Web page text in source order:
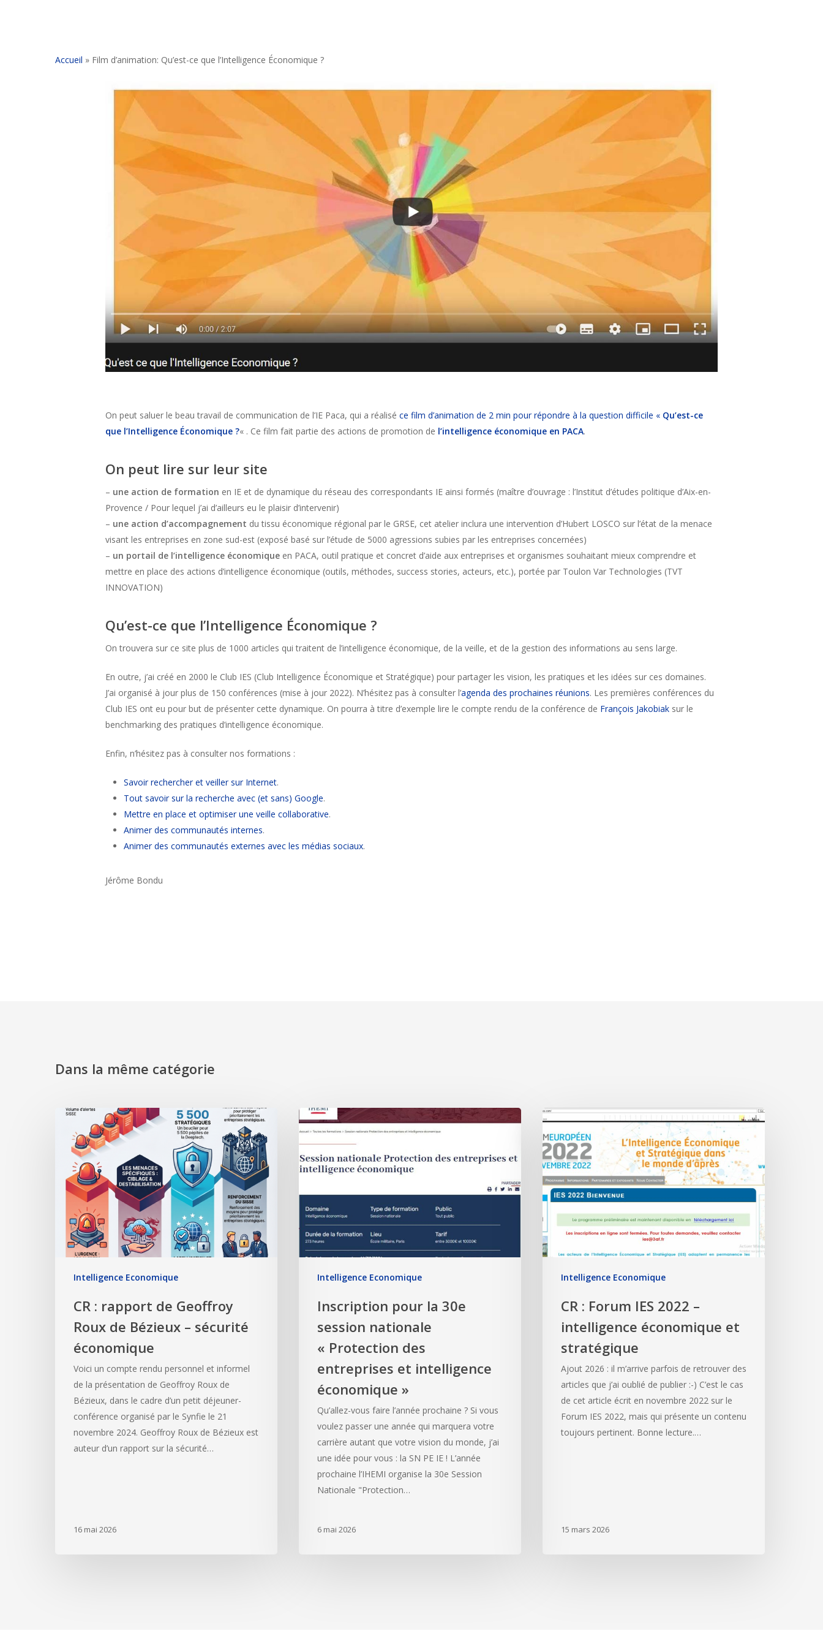
Accueil » Film d’animation: Qu’est-ce que l’Intelligence Économique ?
On peut saluer le beau travail de communication de l’IE Paca, qui a réalisé ce film d’animation de 2 min pour répondre à la question difficile « Qu’est-ce
que l’Intelligence Économique ?« . Ce film fait partie des actions de promotion de l’intelligence économique en PACA.
On peut lire sur leur site
– une action de formation en IE et de dynamique du réseau des correspondants IE ainsi formés (maître d’ouvrage : l’Institut d’études politique d’Aix-en-
Provence / Pour lequel j’ai d’ailleurs eu le plaisir d’intervenir)
– une action d’accompagnement du tissu économique régional par le GRSE, cet atelier inclura une intervention d’Hubert LOSCO sur l’état de la menace
visant les entreprises en zone sud-est (exposé basé sur l’étude de 5000 agressions subies par les entreprises concernées)
– un portail de l’intelligence économique en PACA, outil pratique et concret d’aide aux entreprises et organismes souhaitant mieux comprendre et
mettre en place des actions d’intelligence économique (outils, méthodes, success stories, acteurs, etc.), portée par Toulon Var Technologies (TVT
INNOVATION)
Qu’est-ce que l’Intelligence Économique ?
On trouvera sur ce site plus de 1000 articles qui traitent de l’intelligence économique, de la veille, et de la gestion des informations au sens large.
En outre, j’ai créé en 2000 le Club IES (Club Intelligence Économique et Stratégique) pour partager les vision, les pratiques et les idées sur ces domaines.
J’ai organisé à jour plus de 150 conférences (mise à jour 2022). N’hésitez pas à consulter l’agenda des prochaines réunions. Les premières conférences du
Club IES ont eu pour but de présenter cette dynamique. On pourra à titre d’exemple lire le compte rendu de la conférence de François Jakobiak sur le
benchmarking des pratiques d’intelligence économique.
Enfin, n’hésitez pas à consulter nos formations :
Savoir rechercher et veiller sur Internet.
Tout savoir sur la recherche avec (et sans) Google.
Mettre en place et optimiser une veille collaborative.
Animer des communautés internes.
Animer des communautés externes avec les médias sociaux.
Jérôme Bondu
Dans la même catégorie
Intelligence Economique
CR : rapport de Geoffroy
Roux de Bézieux – sécurité
économique
Voici un compte rendu personnel et informel
de la présentation de Geoffroy Roux de
Bézieux, dans le cadre d’un petit déjeuner-
conférence organisé par le Synfie le 21
novembre 2024. Geoffroy Roux de Bézieux est
auteur d’un rapport sur la sécurité…
16 mai 2026
Intelligence Economique
Inscription pour la 30e
session nationale
« Protection des
entreprises et intelligence
économique »
Qu’allez-vous faire l’année prochaine ? Si vous
voulez passer une année qui marquera votre
carrière autant que votre vision du monde, j’ai
une idée pour vous : la SN PE IE ! L’année
prochaine l’IHEMI organise la 30e Session
Nationale "Protection…
6 mai 2026
Intelligence Economique
CR : Forum IES 2022 –
intelligence économique et
stratégique
Ajout 2026 : il m’arrive parfois de retrouver des
articles que j’ai oublié de publier :-) C’est le cas
de cet article écrit en novembre 2022 sur le
Forum IES 2022, mais qui présente un contenu
toujours pertinent. Bonne lecture.…
15 mars 2026